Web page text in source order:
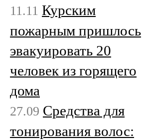
11.11 Курским
пожарным пришлось
эвакуировать 20
человек из горящего
дома
27.09 Средства для
тонирования волос: